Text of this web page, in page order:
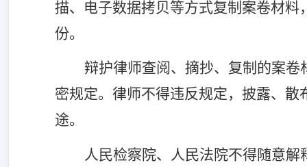
描、电子数据拷贝等方式复制案卷材
份。
辩护律师查阅、摘抄、复制的案
密规定。律师不得违反规定，披露、
途。
人民检察院、人民法院不得随意解